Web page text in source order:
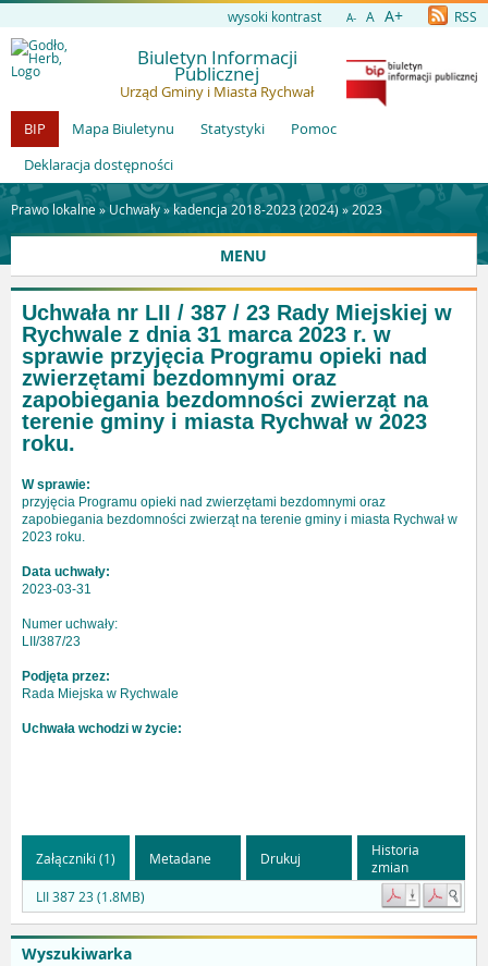
wysoki kontrast A- A A+ RSS
Biuletyn Informacji
Publicznej
Urząd Gminy i Miasta Rychwał
BIP
Mapa Biuletynu Statystyki
Pomoc
Deklaracja dostępności
Prawo lokalne » Uchwały» kadencja 2018-2023 (2024) »2023
MENU
Wyszukiwarka
Uchwała nr LII / 387 / 23 Rady Miejskiej w
Rychwale z dnia 31 marca 2023 r. w
sprawie przyjęcia Programu opieki nad
zwierzętami bezdomnymi oraz
zapobiegania bezdomności zwierząt na
terenie gminy i miasta Rychwał w 2023
roku.
W sprawie:
przyjęcia Programu opieki nad zwierzętami bezdomnymi oraz
zapobiegania bezdomności zwierząt na terenie gminy i miasta Rychwał w
2023 roku.
Data uchwały:
2023-03-31
Numer uchwały:
LII/387/23
Podjęta przez:
Rada Miejska w Rychwale
Uchwała wchodzi w życie:
Załączniki (1) Metadane Drukuj
Historia
zmian
LII 387 23 (1.8MB)